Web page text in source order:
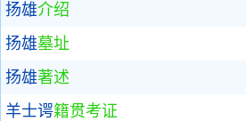
扬雄介绍
扬雄墓址
扬雄著述
羊士谔籍贯考证